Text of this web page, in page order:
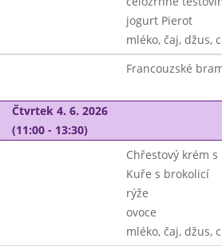
jogurt Pierot
mléko, čaj, džus,
Francouzské
Čtvrtek 4. 6. 2026
(11:00 - 13:30)
Chřestový krém
Kuře s brokolicí
rýže
ovoce
mléko, čaj, džus,